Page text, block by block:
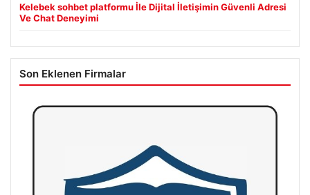
Kelebek sohbet platformu İle Dijital İletişimin Güvenli Adresi
Ve Chat Deneyimi
Son Eklenen Firmalar